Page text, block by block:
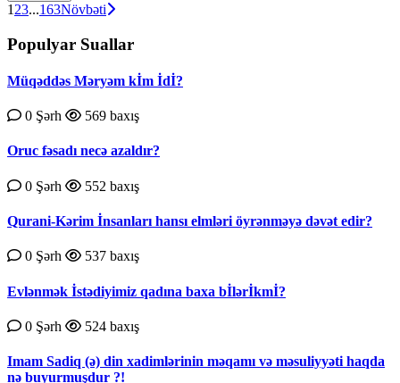
1 23...163Növbəti
Populyar Suallar
Müqəddəs Məryəm kİm İdİ?
0 Şərh 569 baxış
Oruc fəsadı necə azaldır?
0 Şərh 552 baxış
Qurаni-Kərim İnsаnlаrı hаnsı еlmləri öyrənməyə dəvət еdir?
0 Şərh 537 baxış
Evlənmək İstədiyimiz qadına baxa bİlərİkmİ?
0 Şərh 524 baxış
Imam Sadiq (ə) din xadimlərinin məqamı və məsuliyyəti haqda
nə buyurmuşdur ?!